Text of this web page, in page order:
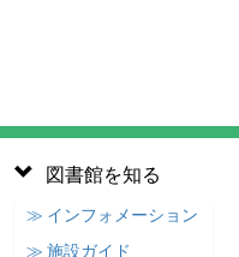
図書館を知る
≫ インフォメーション
≫ 施設ガイド